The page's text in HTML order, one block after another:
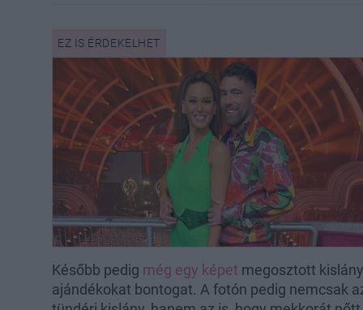
Később pedig még egy képet megosztott
ajándékokat bontogat. A fotón pedig nemcsak